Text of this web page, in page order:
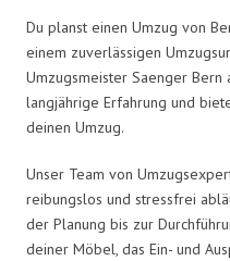
Du planst einen Umzug von
einem zuverlässigen
Umzugsmeister Saenger Bern
langjährige Erfahrung und
deinen Umzug.
Unser Team von
reibungslos und stressfrei
der Planung bis zur
deiner Möbel, das Ein- und